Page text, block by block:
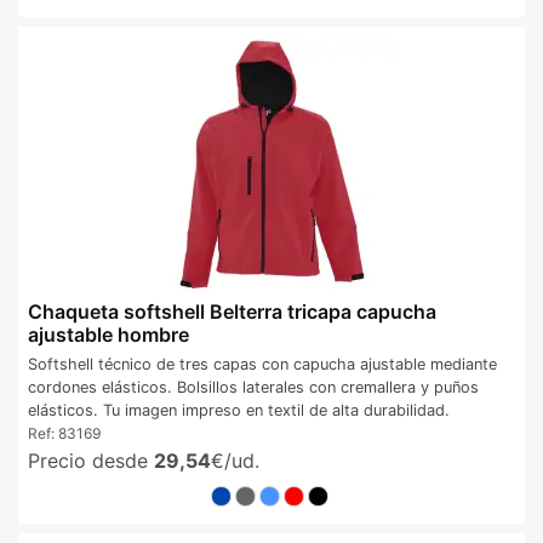
Chaqueta softshell Belterra tricapa capucha
ajustable hombre
Softshell técnico de tres capas con capucha ajustable mediante
cordones elásticos. Bolsillos laterales con cremallera y puños
elásticos. Tu imagen impreso en textil de alta durabilidad.
Ref: 83169
Precio desde 29,54€/ud.